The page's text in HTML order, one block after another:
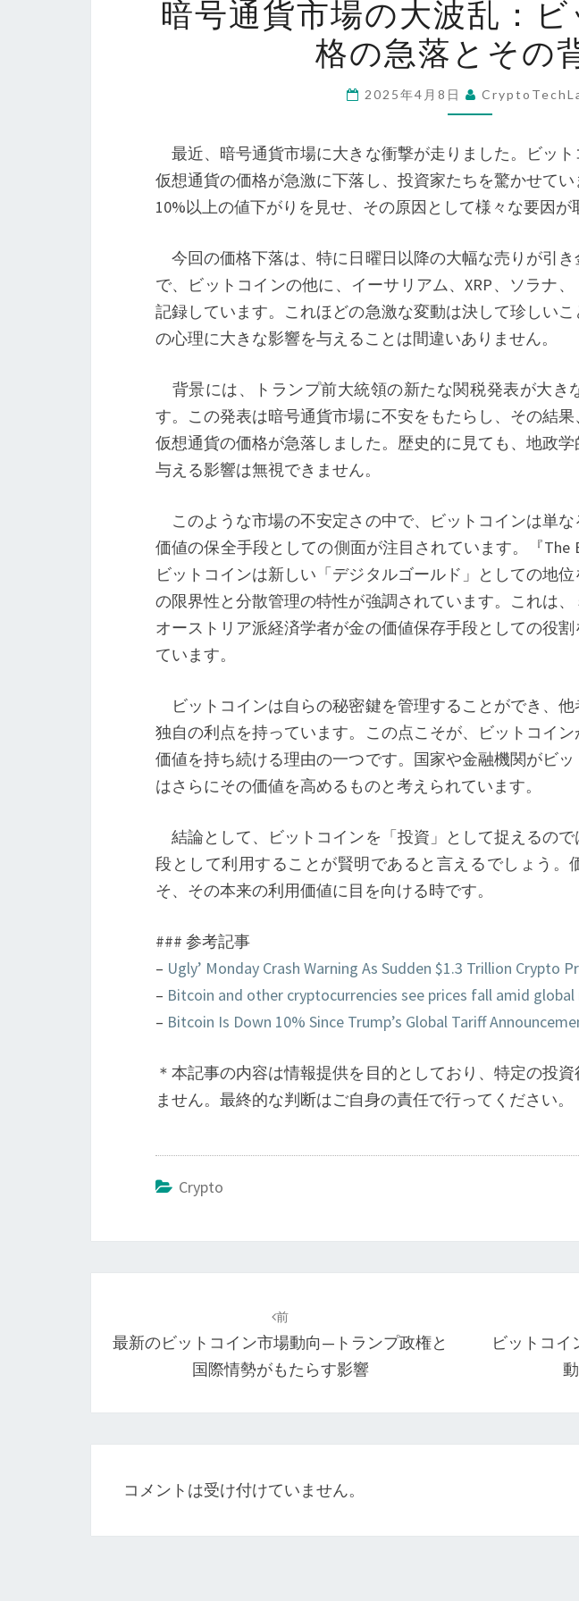
号
通
貨
市
の
大
波
ビ
ッ
ト
コ
ン
価
格
落
と
そ
の
背
暗号通貨市場の大波乱：
格の急落とその
2025年4月8日
最近、暗号通貨市場に大きな衝撃が走りました。ビッ
仮想通貨の価格が急激に下落し、投資家たちを驚かせて
10%以上の値下がりを見せ、その原因として様々な要因が
今回の価格下落は、特に日曜日以降の大幅な売りが引
で、ビットコインの他に、イーサリアム、XRP、ソラナ
記録しています。これほどの急激な変動は決して珍しい
の心理に大きな影響を与えることは間違いありません。
背景には、トランプ前大統領の新たな関税発表が大き
す。この発表は暗号通貨市場に不安をもたらし、その結
仮想通貨の価格が急落しました。歴史的に見ても、地政
与える影響は無視できません。
このような市場の不安定さの中で、ビットコインは単な
価値の保全手段としての側面が注目されています。『The
ビットコインは新しい「デジタルゴールド」としての地
の限界性と分散管理の特性が強調されています。これは
オーストリア派経済学者が金の価値保存手段としての役
ています。
ビットコインは自らの秘密鍵を管理することができ、他
独自の利点を持っています。この点こそが、ビットコイ
価値を持ち続ける理由の一つです。国家や金融機関がビ
はさらにその価値を高めるものと考えられています。
結論として、ビットコインを「投資」として捉えるの
段として利用することが賢明であると言えるでしょう。
そ、その本来の利用価値に目を向ける時です。
### 参考記事
– Ugly’ Monday Crash Warning As Sudden $1.3 Trillion Crypto
– Bitcoin and other cryptocurrencies see prices fall amid
– Bitcoin Is Down 10% Since Trump’s Global Tariff
＊本記事の内容は情報提供を目的としており、特定の投
ません。最終的な判断はご自身の責任で行ってください。
Crypto
ナ
ゲ
ー
ン
前
最新のビットコイン市場動向—トランプ政権と
国際情勢がもたらす影響
ビットコ
コメントは受け付けていません。